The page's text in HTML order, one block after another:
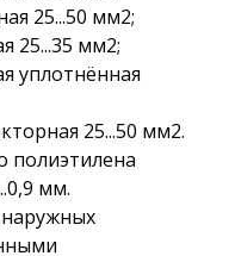
25...50 мм2;
25...35 мм2;
уплотнённая
25...50 мм2.
полиэтилена
мм.